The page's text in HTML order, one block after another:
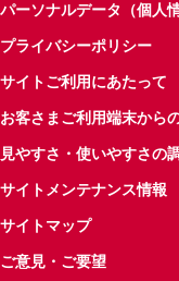
パーソナルデータ（個人
プライバシーポリシー
サイトご利用にあたって
お客さまご利用端末から
見やすさ・使いやすさの
サイトメンテナンス情報
サイトマップ
ご意見・ご要望